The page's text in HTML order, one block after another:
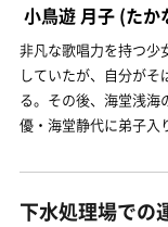
小鳥遊 月子 (たか
非凡な歌唱力を持つ少
していたが、自分が
る。その後、海堂浅海
優・海堂静代に弟子入
下水処理場での